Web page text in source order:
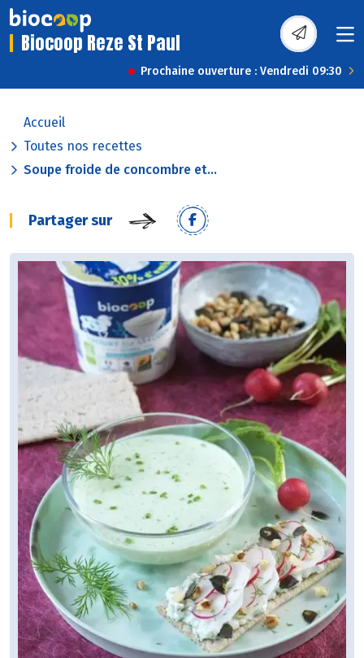
Biocoop Reze St Paul
Prochaine ouverture : Vendredi 09:30
Accueil
Toutes nos recettes
Soupe froide de concombre et...
Partager sur